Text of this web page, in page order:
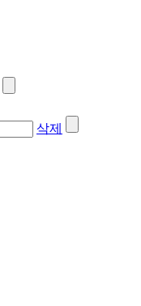
삭제